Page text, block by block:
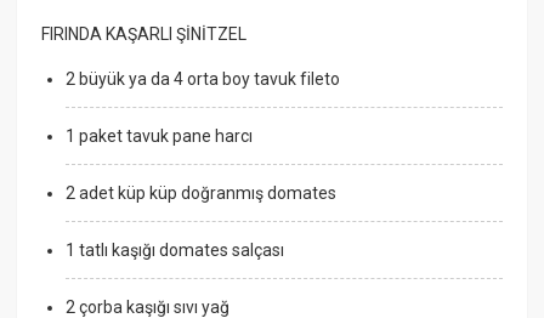
FIRINDA KAŞARLI ŞİNİTZEL
2 büyük ya da 4 orta boy tavuk fileto
1 paket tavuk pane harcı
2 adet küp küp doğranmış domates
1 tatlı kaşığı domates salçası
2 çorba kaşığı sıvı yağ